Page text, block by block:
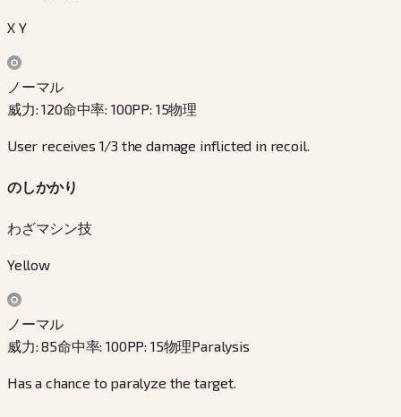
X Y
ノーマル
威力:120命中率: 100PP: 15物理
User receives 1/3 the damage inflicted in recoil.
のしかかり
わざマシン技
Yellow
ノーマル
威力:85命中率:100PP: 15物理Paralysis
Has a chance to paralyze the target.